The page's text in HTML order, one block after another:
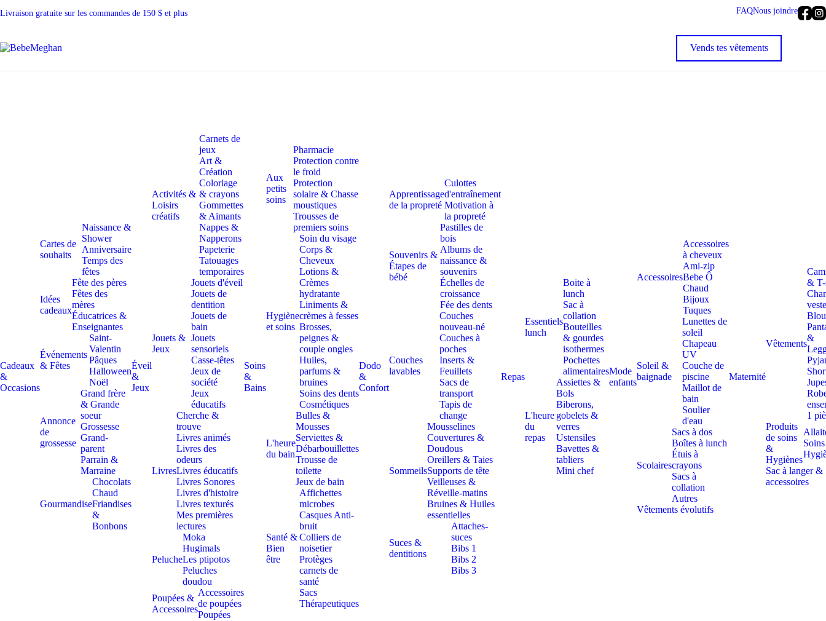
Livraison gratuite sur les commandes de 150 $ et plus FAQNous joindre
Cadeaux
&
Occasions
Cartes de
souhaits
Naissance &
Shower
Anniversaire
Temps des
fêtes
Idées
cadeaux
Fête des pères
Fêtes des
mères
Éducatrices &
Enseignantes
Événements
& Fêtes
Saint-
Valentin
Pâques
Halloween
Noël
Annonce
de
grossesse
Grand frère
& Grande
soeur
Grossesse
Grand-
parent
Parrain &
Marraine
Gourmandise
Chocolats
Chaud
Friandises
&
Bonbons
Éveil
&
Jeux
Activités &
Loisirs
créatifs
Carnets de
jeux
Art &
Création
Coloriage
& crayons
Gommettes
& Aimants
Nappes &
Napperons
Papeterie
Tatouages
temporaires
Jouets &
Jeux
Jouets d'éveil
Jouets de
dentition
Jouets de
bain
Jouets
sensoriels
Casse-têtes
Jeux de
société
Jeux
éducatifs
Livres
Cherche &
trouve
Livres animés
Livres des
odeurs
Livres éducatifs
Livres Sonores
Livres d'histoire
Livres texturés
Mes premières
lectures
Peluche
Moka
Hugimals
Les ptipotos
Peluches
doudou
Poupées &
Accessoires
Accessoires
de poupées
Poupées
Soins
&
Bains
Aux
petits
soins
Pharmacie
Protection contre
le froid
Protection
solaire & Chasse
moustiques
Trousses de
premiers soins
Hygiène
et soins
Soin du visage
Corps &
Cheveux
Lotions &
Crèmes
hydratante
Liniments &
crèmes à fesses
Brosses,
peignes &
couple ongles
Huiles,
parfums &
bruines
Soins des dents
Cosmétiques
L'heure
du bain
Bulles &
Mousses
Serviettes &
Débarbouillettes
Trousse de
toilette
Jeux de bain
Santé &
Bien
être
Affichettes
microbes
Casques Anti-
bruit
Colliers de
noisetier
Protèges
carnets de
santé
Sacs
Thérapeutiques
Dodo
&
Confort
Apprentissage
de la propreté
Culottes
d'entraînement
Motivation à
la propreté
Souvenirs &
Étapes de
bébé
Pastilles de
bois
Albums de
naissance &
souvenirs
Échelles de
croissance
Fée des dents
Couches
lavables
Couches
nouveau-né
Couches à
poches
Inserts &
Feuillets
Sacs de
transport
Tapis de
change
Sommeils
Mousselines
Couvertures &
Doudous
Oreillers & Taies
Supports de tête
Veilleuses &
Réveille-matins
Bruines & Huiles
essentielles
Suces &
dentitions
Attaches-
suces
Bibs 1
Bibs 2
Bibs 3
Repas
Essentiels
lunch
Boite à
lunch
Sac à
collation
Bouteilles
& gourdes
isothermes
Pochettes
alimentaires
L'heure
du
repas
Assiettes &
Bols
Biberons,
gobelets &
verres
Ustensiles
Bavettes &
tabliers
Mini chef
Mode
enfants
Accessoires
Accessoires
à cheveux
Ami-zip
Bebe Ô
Chaud
Bijoux
Tuques
Soleil &
baignade
Lunettes de
soleil
Chapeau
UV
Couche de
piscine
Maillot de
bain
Soulier
d'eau
Scolaires
Sacs à dos
Boîtes à lunch
Étuis à
crayons
Sacs à
collation
Autres
Vêtements évolutifs
Maternité
Vêtements
& T-
&
1
Produits
de soins
&
Hygiènes
Sac à langer &
accessoires